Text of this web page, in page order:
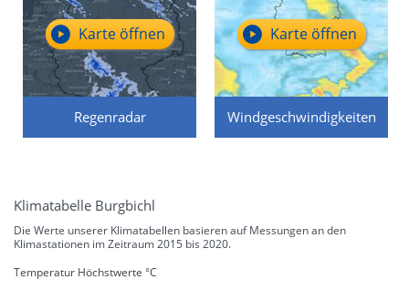
Regenradar
Karte öffnen
Windgeschwindigkeiten
Karte öffnen
Klimatabelle Burgbichl
Die Werte unserer Klimatabellen basieren auf Messungen an den
Klimastationen im Zeitraum 2015 bis 2020.
Temperatur Höchstwerte °C